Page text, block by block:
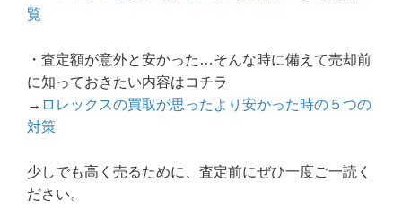
覧
・査定額が意外と安かった…そんな時に備えて売却前
に知っておきたい内容はコチラ
→ ロレックスの買取が思ったより安かった時の５つの
対策
少しでも高く売るために、査定前にぜひ一度ご一読く
ださい。